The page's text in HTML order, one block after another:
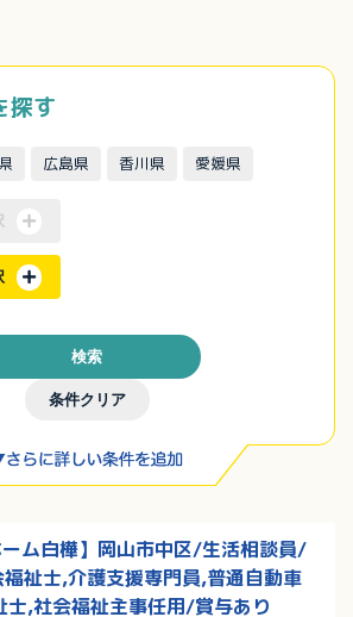
探す
広島県 香川県 愛媛県
条件クリア
検索
ーム白樺】岡山市中区/生活相談員/
祉士,介護支援専門員,普通自動車
士,社会福祉主事任用/賞与あり